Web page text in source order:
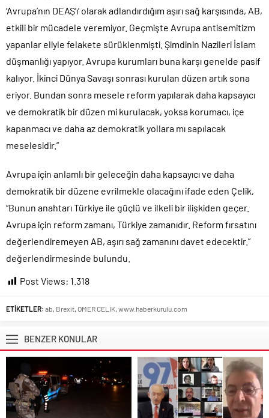
‘Avrupa’nın DEAŞ’ı’ olarak adlandırdığım aşırı sağ karşısında, AB,
etkili bir mücadele veremiyor. Geçmişte Avrupa antisemitizm
yapanlar eliyle felakete sürüklenmişti. Şimdinin Nazileri İslam
düşmanlığı yapıyor. Avrupa kurumları buna karşı genelde pasif
kalıyor. İkinci Dünya Savaşı sonrası kurulan düzen artık sona
eriyor. Bundan sonra mesele reform yapılarak daha kapsayıcı
ve demokratik bir düzen mi kurulacak, yoksa korumacı, içe
kapanmacı ve daha az demokratik yollara mı sapılacak
meselesidir.”
Avrupa için anlamlı bir geleceğin daha kapsayıcı ve daha
demokratik bir düzene evrilmekle olacağını ifade eden Çelik,
“Bunun anahtarı Türkiye ile güçlü ve ilkeli bir ilişkiden geçer.
Avrupa için reform zamanı, Türkiye zamanıdır. Reform fırsatını
değerlendiremeyen AB, aşırı sağ zamanını davet edecektir.”
değerlendirmesinde bulundu.
Post Views: 1.318
ETİKETLER: ab Brexit OMER CELİK www.haberkurulu.com
BENZER KONULAR